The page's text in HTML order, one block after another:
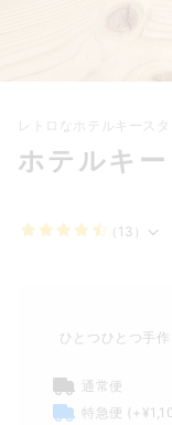
レトロなホテルキースタ
ホテルキ
（13）
ひとつひとつ手
通常便
特急便